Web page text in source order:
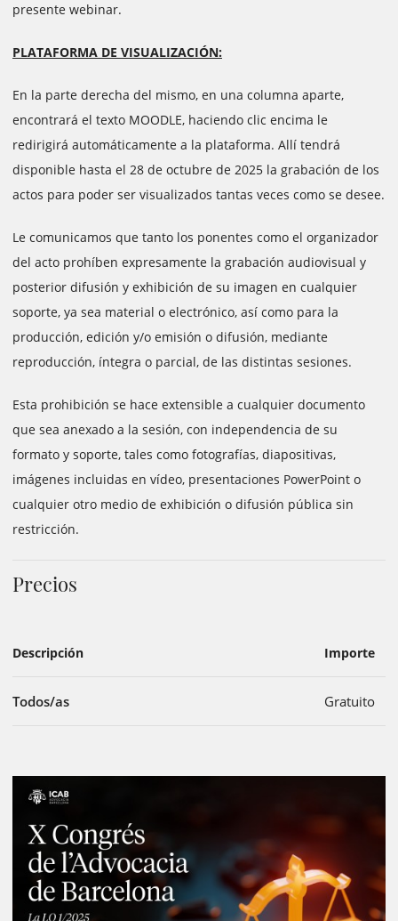
presente webinar.
PLATAFORMA DE VISUALIZACIÓN:
En la parte derecha del mismo, en una columna aparte,
encontrará el texto MOODLE, haciendo clic encima le
redirigirá automáticamente a la plataforma. Allí tendrá
disponible hasta el 28 de octubre de 2025 la grabación de los
actos para poder ser visualizados tantas veces como se desee.
Le comunicamos que tanto los ponentes como el organizador
del acto prohíben expresamente la grabación audiovisual y
posterior difusión y exhibición de su imagen en cualquier
soporte, ya sea material o electrónico, así como para la
producción, edición y/o emisión o difusión, mediante
reproducción, íntegra o parcial, de las distintas sesiones.
Esta prohibición se hace extensible a cualquier documento
que sea anexado a la sesión, con independencia de su
formato y soporte, tales como fotografías, diapositivas,
imágenes incluidas en vídeo, presentaciones PowerPoint o
cualquier otro medio de exhibición o difusión pública sin
restricción.
Precios
Descripción Importe
Todos/as Gratuito